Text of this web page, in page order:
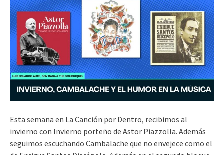
Esta semana en La Canción por Dentro, recibimos al
invierno con Invierno porteño de Astor Piazzolla. Además
seguimos escuchando Cambalache que no envejece como el